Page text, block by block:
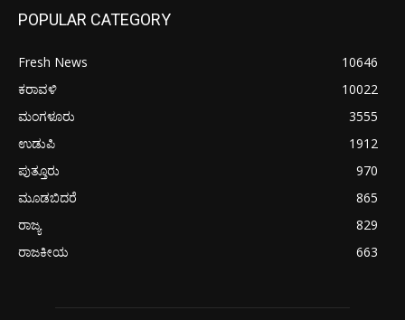
POPULAR CATEGORY
Fresh News
10646
ಕರಾವಳಿ
10022
ಮಂಗಳೂರು
3555
ಉಡುಪಿ
1912
ಪುತ್ತೂರು
970
ಮೂಡಬಿದರೆ
865
ರಾಜ್ಯ
829
ರಾಜಕೀಯ
663